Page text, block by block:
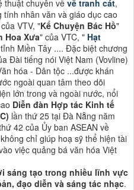
thuật chuyên về vẽ tranh cát,
nhân văn và giáo dục cao
VTV, "Kể Chuyện Bác Hồ"
Hoa Xưa" của VTC, " Hạt
Miền Tây .... Đặc biệt chương
Đài tiếng nói Việt Nam (Vovline)
hóa - Dân tộc ...được khán
ngoài quan tâm theo dõi
lớn trong và ngoài nước, nổi
Diễn đàn Hợp tác Kinh tế
lần thứ 25 tại Đà Nẵng năm
42 của Ủy ban ASEAN về
chỉ giúp hoạ sỹ thể hiện tài
việc quảng bá văn hóa Việt
sáng tạo trong nhiều lĩnh vực
đạo diễn và sáng tác nhạc.